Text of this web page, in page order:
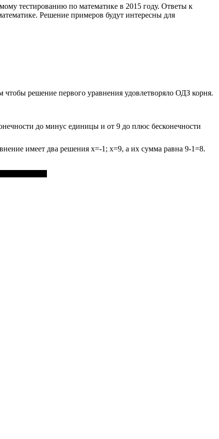
тестированию по математике в 2015 году. Ответы к
Решение примеров будут интересны для
решение первого уравнения удовлетворяло ОДЗ корня.
до минус единицы и от 9 до плюс бесконечности
имеет два решения x=-1; x=9, а их сумма равна 9-1=8.